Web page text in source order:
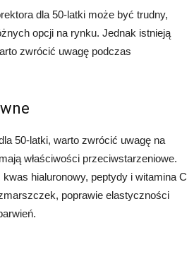
dla 50-latki może być trudny,
opcji na rynku. Jednak istnieją
zwrócić uwagę podczas
50-latki, warto zwrócić uwagę na
właściwości przeciwstarzeniowe.
kwas hialuronowy, peptydy i witamina C
poprawie elastyczności